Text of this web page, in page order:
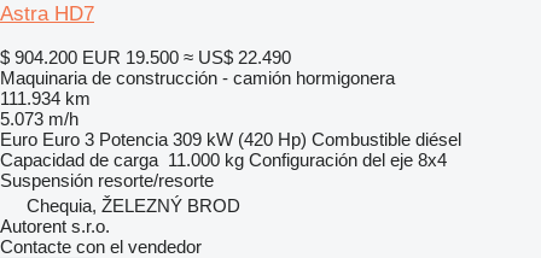
Astra HD7
$ 904.200 EUR 19.500 ≈ US$ 22.490
Maquinaria de construcción - camión hormigonera
111.934 km
5.073 m/h
Euro Euro 3 Potencia 309 kW (420 Hp) Combustible diésel
Capacidad de carga 11.000 kg Configuración del eje 8x4
Suspensión resorte/resorte
Chequia, ŽELEZNÝ BROD
Autorent s.r.o.
Contacte con el vendedor